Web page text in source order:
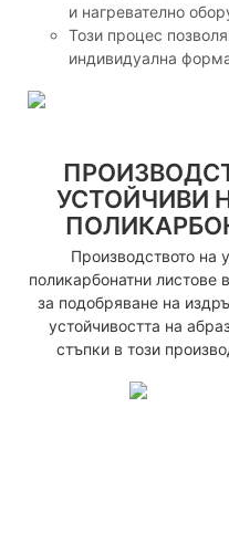
и нагревателно
Този процес
индивидуална
УСТОЙЧИВИ
Производството на
поликарбонатни листове
за подобряване на
устойчивостта на
стъпки в този